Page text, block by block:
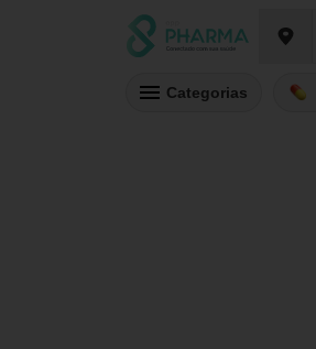
Categorias